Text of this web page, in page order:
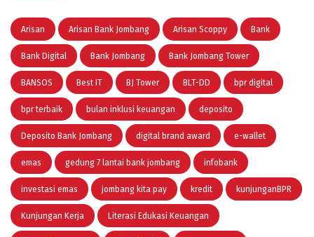
Arisan Arisan Bank Jombang Arisan Scoppy Bank
Bank Digital Bank Jombang Bank Jombang Tower
BANSOS Best IT BJ Tower BLT-DD bpr digital
bpr terbaik bulan inklusi keuangan deposito
Deposito Bank Jombang digital brand award e-wallet
emas gedung 7 lantai bank jombang infobank
investasi emas jombang kita pay kredit kunjunganBPR
Kunjungan Kerja Literasi Edukasi Keuangan